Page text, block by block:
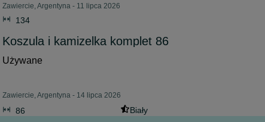
Zawiercie, Argentyna - 11 lipca 2026
134
Koszula i kamizelka komplet 86
Używane
Zawiercie, Argentyna - 14 lipca 2026
86 Biały